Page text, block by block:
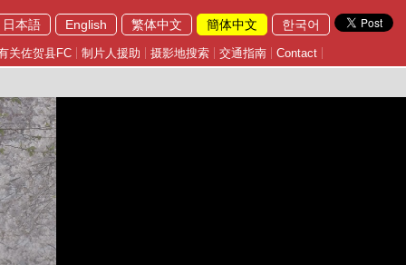
日本語 English 繁体中文 簡体中文 한국어
关佐贺县FC 制片人援助 摄影地搜索 交通指南 Contact